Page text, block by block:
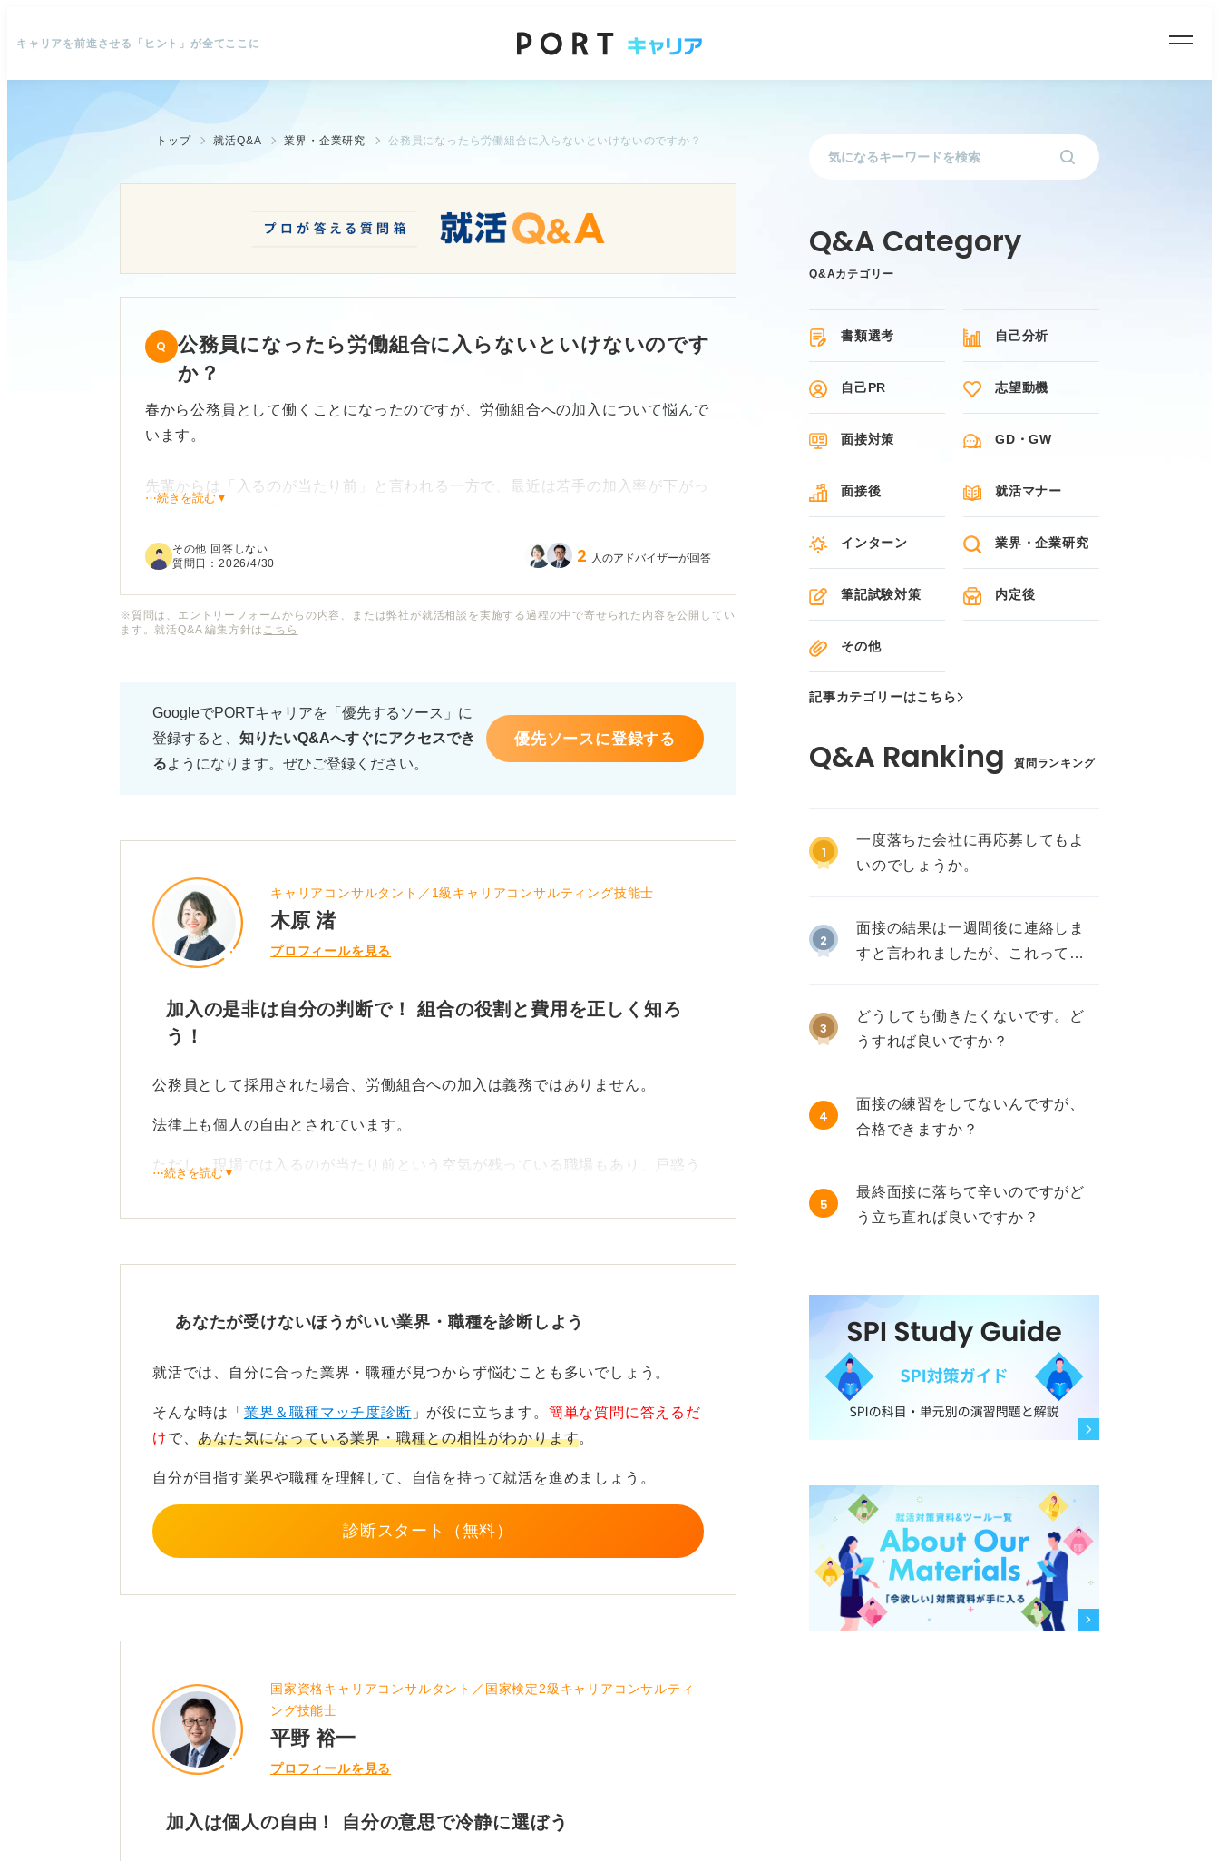
キャリアを前進させる「ヒント」が全てここに
トップ 就活Q&A 業界・企業研究 公務員になったら労働組合に入らないといけないのですか？
公務員になったら労働組合に入らないといけないのです
か？
春から公務員として働くことになったのですが、労働組合への加入について悩んで
います。
先輩からは「入るのが当たり前」と言われる一方で、最近は若手の加入率が下がっ
必要性を感じられないのですが、実際のところどうなのでしょうか？
もし「入らない」という選択をした場合、職場での人間関係に響いたり、昇進や福
利厚生で不利な扱いを受けたりすることはあるのでしょうか？ また、一度断ると
公務員における労働組合のリアルな現状や、加入・非加入を決める際にチェックし
ておくべき判断基準についてアドバイスをお願いします。
⋯続きを読む▼
その他 回答しない
質問日：2026/4/30 2 人のアドバイザーが回答
※質問は、エントリーフォームからの内容、または弊社が就活相談を実施する過程の中で寄せられた内容を公開してい
ます。就活Q&A 編集方針は こちら
GoogleでPORTキャリアを「優先するソース」に
登録すると、 知りたいQ&Aへすぐにアクセスでき
るようになります。ぜひご登録ください。
優先ソースに登録する
キャリアコンサルタント／1級キャリアコンサルティング技能士
木原 渚
プロフィールを見る
加入の是非は自分の判断で！ 組合の役割と費用を正しく知ろ
う！
公務員として採用された場合、労働組合への加入は義務ではありません。
法律上も個人の自由とされています。
ただし、現場では入るのが当たり前という空気が残っている職場もあり、戸惑う
個人では声を上げにくいテーマに対して、組織として交渉する役割があります。
不利益な扱いはありません！ 活動内容を見て納得のいく決断を！
一方で、組合費が毎月発生するため、若手職員ほど費用対効果を疑問視しやすい
加入しない場合に人事評価や昇進で不利になることは原則としてありません。判
際の活動実績や組合費を確認したうえで判断しましょう。
一度加入しなくても後から加入できるケースも多いため、納得のいくまで検討し
てください。
⋯続きを読む▼
あなたが受けないほうがいい業界・職種を診断しよう
就活では、自分に合った業界・職種が見つからず悩むことも多いでしょう。
そんな時は「 業界＆職種マッチ度診断 」が役に立ちます。 簡単な質問に答えるだ
けで、あなた気になっている業界・職種との相性がわかります。
自分が目指す業界や職種を理解して、自信を持って就活を進めましょう。
診断スタート（無料）
国家資格キャリアコンサルタント／国家検定2級キャリアコンサルティ
ング技能士
平野 裕一
プロフィールを見る
加入は個人の自由！ 自分の意思で冷静に選ぼう
Q&Aカテゴリー
書類選考 自己分析
自己PR 志望動機
面接対策 GD・GW
面接後 就活マナー
インターン 業界・企業研究
筆記試験対策 内定後
その他
記事カテゴリーはこちら
質問ランキング
1
一度落ちた会社に再応募してもよ
いのでしょうか。
2
面接の結果は一週間後に連絡しま
すと言われましたが、これって不
3
どうしても働きたくないです。ど
うすれば良いですか？
4
面接の練習をしてないんですが、
合格できますか？
5
最終面接に落ちて辛いのですがど
う立ち直れば良いですか？